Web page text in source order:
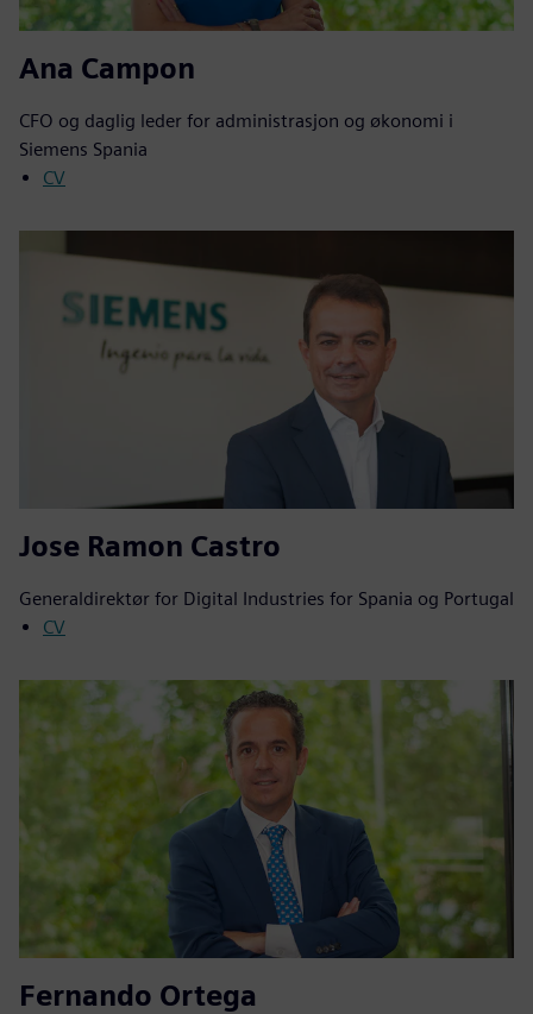
Ana Campon
CFO og daglig leder for administrasjon og økonomi i
Siemens Spania
CV
Jose Ramon Castro
Generaldirektør for Digital Industries for Spania og Portugal
CV
Fernando Ortega